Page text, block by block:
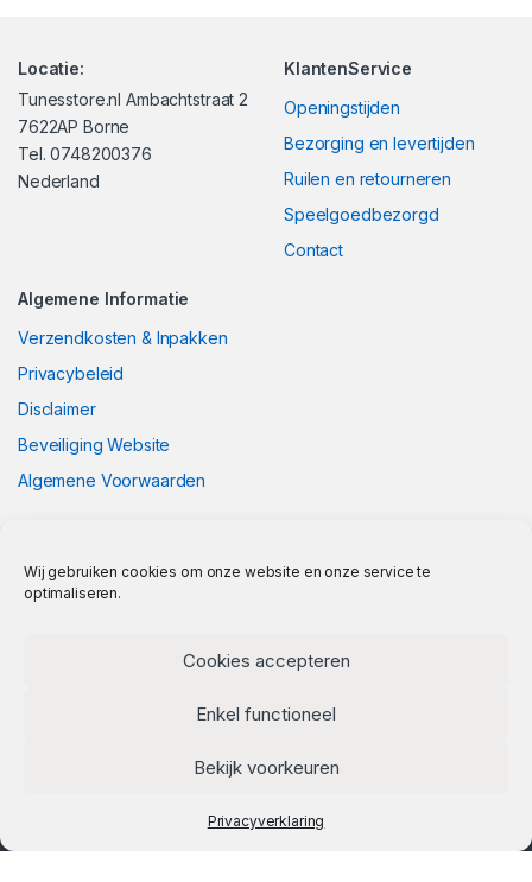
Wij gebruiken cookies om onze website en onze service te
optimaliseren.
Cookies accepteren
Enkel functioneel
Bekijk voorkeuren
Privacyverklaring
Locatie:
Tunesstore.nl Ambachtstraat 2
7622AP Borne
Tel. 0748200376
Nederland
KlantenService
Openingstijden
Bezorging en levertijden
Ruilen en retourneren
Speelgoedbezorgd
Contact
Algemene Informatie
Verzendkosten & Inpakken
Privacybeleid
Disclaimer
Beveiliging Website
Algemene Voorwaarden